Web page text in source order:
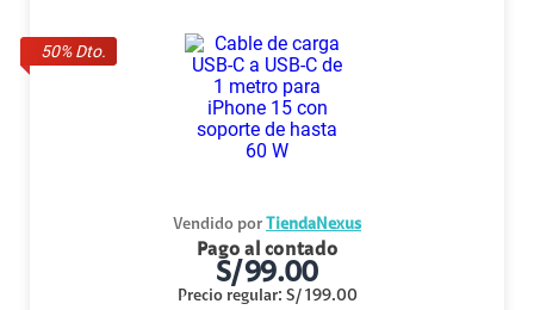
50% Dto.
Vendido por TiendaNexus
Pago al contado
S/99.00
Precio regular: S/ 199.00